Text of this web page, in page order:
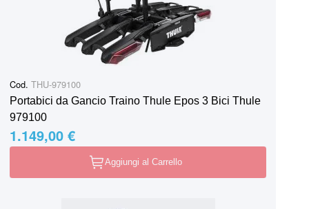
Cod. THU-979100
Portabici da Gancio Traino Thule Epos 3 Bici Thule
979100
1.149,00 €
Aggiungi al Carrello